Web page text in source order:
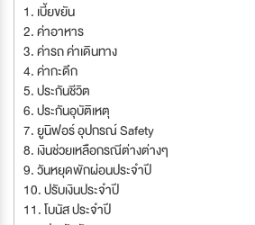
1. เบี้ยขยัน
2. ค่าอาหาร
3. ค่ารถ ค่าเดินทาง
4. ค่ากะดึก
5. ประกันชีวิต
6. ประกันอุบัติเหตุ
7. ยูนิฟอร์ อุปกรณ์ Safety
8. เงินช่วยเหลือกรณีต่างต่างๆ
9. วันหยุดพักผ่อนประจำปี
10. ปรับเงินประจำปี
11. โบนัส ประจำปี